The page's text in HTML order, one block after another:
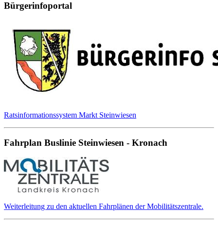
Bürgerinfoportal
Ratsinformationssystem Markt Steinwiesen
Fahrplan Buslinie Steinwiesen - Kronach
Weiterleitung zu den aktuellen Fahrplänen der Mobilitätszentrale.